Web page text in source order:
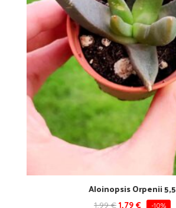
Aloinopsis Orpenii 5,5
1,99€ 1,79 € -10%